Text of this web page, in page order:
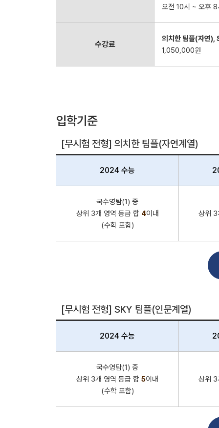
오전 10시 ~ 오후 8
수강료
의치한 팀플(자연),
1,050,000원
입학기준
[무시험 전형] 의치한 팀플(자연계열)
2024 수능
국수영탐(1) 중
상위 3개 영역 등급 합 4이내
(수학 포함)
상위
[무시험 전형] SKY 팀플(인문계열)
2024 수능
국수영탐(1) 중
상위 3개 영역 등급 합 5이내
(수학 포함)
상위